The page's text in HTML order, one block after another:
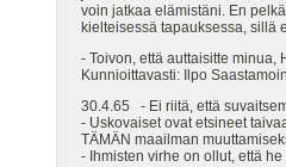
voin jatkaa elämistäni. En
kielteisessä tapauksessa, sillä
- Toivon, että auttaisitte
Kunnioittavasti: Ilpo
30.4.65 - Ei riitä, että
- Uskovaiset ovat etsineet
TÄMÄN maailman
- Ihmisten virhe on ollut, että